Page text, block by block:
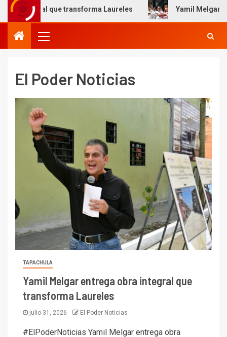
transforma Laureles Yamil Melgar honra el
El Poder Noticias
TAPACHULA
Yamil Melgar entrega obra integral que
transforma Laureles
julio 31, 2026 El Poder Noticias
#ElPoderNoticias Yamil Melgar entrega obra